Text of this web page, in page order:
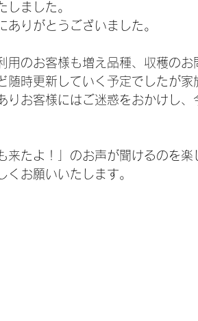
しました。
ありがとうございました。
用のお客様も増え品種、収穫のお
随時更新していく予定でしたが家
りお客様にはご迷惑をおかけし
来たよ！」のお声が聞けるのを楽
くお願いいたします。